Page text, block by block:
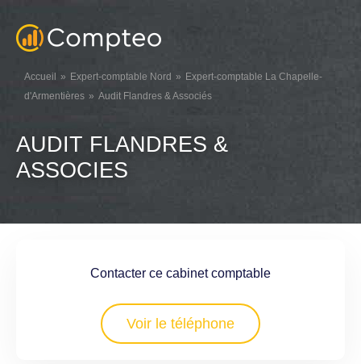
Accueil Expert-comptable Nord
Expert-comptable La Chapelle-
d'Armentières
Audit Flandres & Associés
AUDIT FLANDRES &
ASSOCIES
Contacter ce cabinet comptable
Voir le téléphone